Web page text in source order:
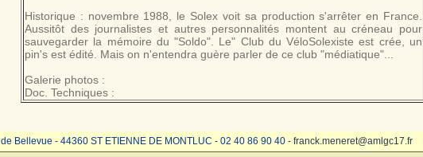
Historique : novembre 1988, le Solex voit sa production s'arrêter en France.
Aussitôt des journalistes et autres personnalités montent au créneau pour
sauvegarder la mémoire du "Soldo". Le" Club du VéloSolexiste est crée, un
pin's est édité. Mais on n'entendra guère parler de ce club "médiatique"...
Galerie photos :
Doc. Techniques :
Bellevue - 44360 ST ETIENNE DE MONTLUC - 02 40 86 90 40 - franck.meneret@amlgc17.fr